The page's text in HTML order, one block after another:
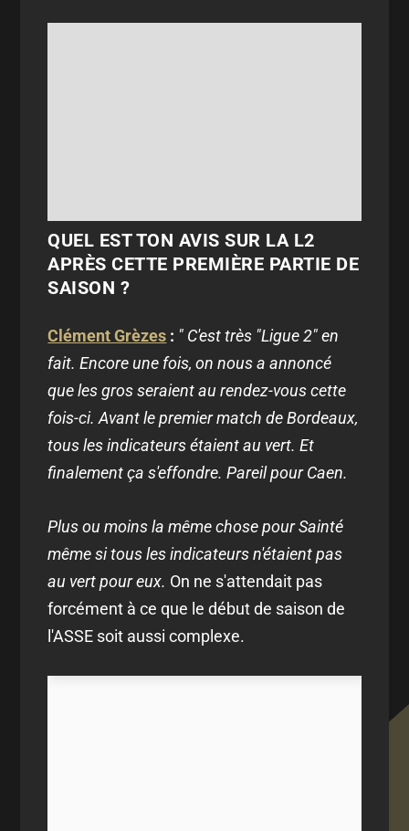
QUEL EST TON AVIS SUR LA L2
APRÈS CETTE PREMIÈRE PARTIE DE
SAISON ?
Clément Grèzes : " C'est très "Ligue 2" en
fait. Encore une fois, on nous a annoncé
que les gros seraient au rendez-vous cette
fois-ci. Avant le premier match de Bordeaux,
tous les indicateurs étaient au vert. Et
finalement ça s'effondre. Pareil pour Caen.
Plus ou moins la même chose pour Sainté
même si tous les indicateurs n'étaient pas
au vert pour eux. On ne s'attendait pas
forcément à ce que le début de saison de
l'ASSE soit aussi complexe.